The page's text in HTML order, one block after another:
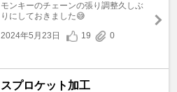
モンキーのチェーンの張り調整久しぶ
りにしておきました😅
2024年5月23日
19 0
スプロケット加工